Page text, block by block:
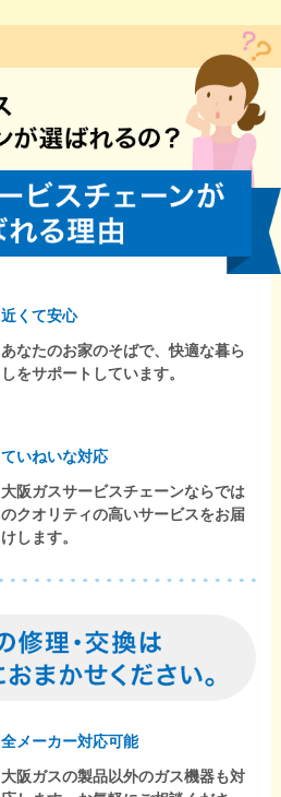
近くて安心
あなたのお家のそばで、快適な暮ら
しをサポートしています。
ていねいな対応
大阪ガスサービスチェーンならでは
のクオリティの高いサービスをお届
けします。
全メーカー対応可能
大阪ガスの製品以外のガス機器も対